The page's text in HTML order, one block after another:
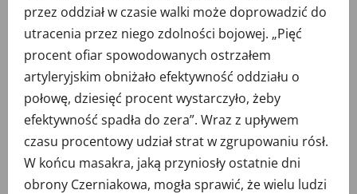
przez oddział w czasie walki może doprowadzić do
utracenia przez niego zdolności bojowej. „Pięć
procent ofiar spowodowanych ostrzałem
artyleryjskim obniżało efektywność oddziału o
połowę, dziesięć procent wystarczyło, żeby
efektywność spadła do zera”. Wraz z upływem
czasu procentowy udział strat w zgrupowaniu rósł.
W końcu masakra, jaką przyniosły ostatnie dni
obrony Czerniakowa, mogła sprawić, że wielu ludzi